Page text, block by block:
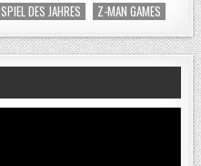
SPIEL DES JAHRES Z-MAN GAMES